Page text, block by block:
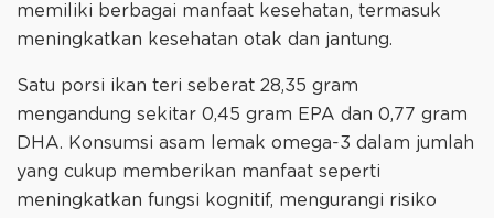
memiliki berbagai manfaat kesehatan, termasuk
meningkatkan kesehatan otak dan jantung.
Satu porsi ikan teri seberat 28,35 gram
mengandung sekitar 0,45 gram EPA dan 0,77 gram
DHA. Konsumsi asam lemak omega-3 dalam jumlah
yang cukup memberikan manfaat seperti
meningkatkan fungsi kognitif, mengurangi risiko